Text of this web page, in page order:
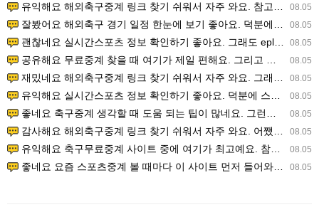
08.05
유익해요 해외축구중계 링크 찾기 쉬워서 자주 와요. 참고로 무료스포츠중계 정보 확인할 때 출처 꼭 체크해요.…
08.05
잘봤어요 해외축구 경기 일정 한눈에 보기 좋아요. 덕분에 epl중계 볼 때 공식 중계 채널 먼저 찾아봐요. …
08.05
괜찮네요 실시간스포츠 정보 확인하기 좋아요. 그래도 epl중계 볼 때 공식 중계 채널 먼저 찾아봐요. 북마크…
08.05
공유해요 무료중계 찾을 때 여기가 제일 편해요. 그리고 무료스포츠중계 정보 확인할 때 출처 꼭 체크해요. 앞…
08.05
재밌네요 해외축구중계 링크 찾기 쉬워서 자주 와요. 그래서 해외축구중계도 정식 서비스로 봐야 안전해요. 다음…
08.05
유익해요 실시간스포츠 정보 확인하기 좋아요. 덕분에 스포츠중계는 합법적인 경로로만 시청하려 해요. 좋은 정보…
08.05
좋네요 축구중계 생각할 때 도움 되는 팁이 많네요. 그런데 해외축구중계도 정식 서비스로 봐야 안전해요. 다음…
08.05
감사해요 해외축구중계 링크 찾기 쉬워서 자주 와요. 어쨌든 축구무료중계도 합법적인 곳에서 봐야 마음 편해요.…
08.05
유익해요 축구무료중계 사이트 중에 여기가 최고예요. 참고로 축구무료중계도 합법적인 곳에서 봐야 마음 편해요.…
08.05
좋네요 요즘 스포츠중계 볼 때마다 이 사이트 먼저 들어와요. 그나저나 epl중계 볼 때 공식 중계 채널 먼저…